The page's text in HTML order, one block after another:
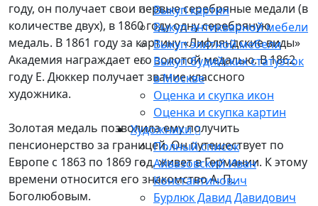
Выкуп картин
Выкуп антикварной мебели
Выкуп элитной мебели
Выкуп будийских статуэток
в Москве
Оценка и скупка икон
Оценка и скупка картин
Художники
Полный список
Айвазовский Иван
Константинович
Бурлюк Давид Давидович
году, он получает свои первые серебряные медали (в
количестве двух), в 1860 году одну серебряную
медаль. В 1861 году за картину «Лифляндские виды»
Академия награждает его золотой медалью. В 1862
году Е. Дюккер получает звание классного
художника.
Золотая медаль позволила ему получить
пенсионерство за границей. Он путешествует по
Европе с 1863 по 1869 год, живет в Германии. К этому
времени относится его знакомство А. П.
Боголюбовым.